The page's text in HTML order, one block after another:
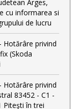
Arges,
cu informarea si
de lucru
Hotărâre privind
(Skoda
Hotărâre privind
83452 - C1 -
Piteşti în trei